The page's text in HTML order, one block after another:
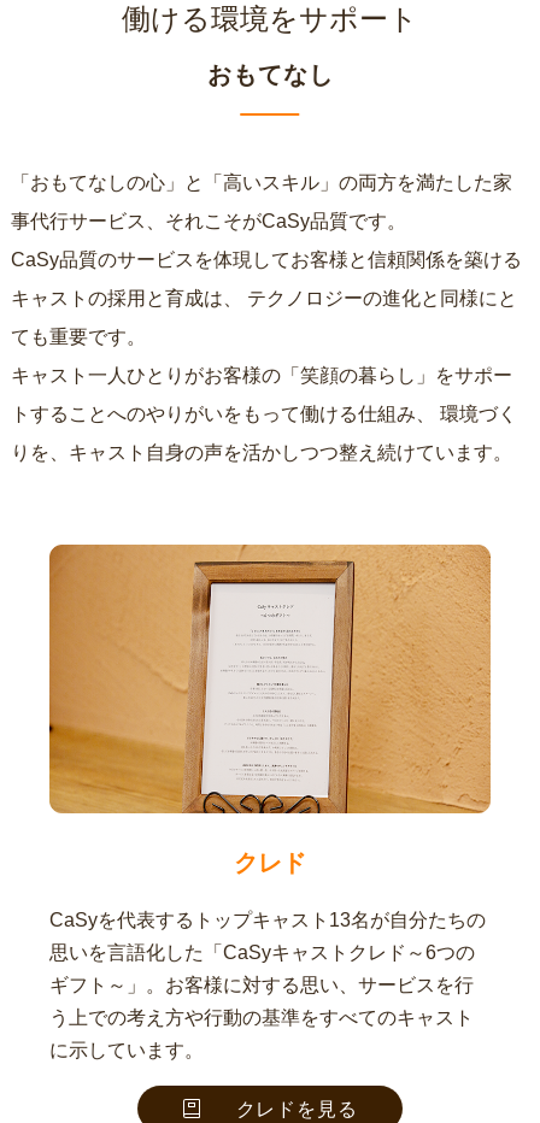
働ける環境をサポート
おもてなし
「おもてなしの心」と「高いスキル」の両方を満たした家
事代行サービス、それこそがCaSy品質です。
CaSy品質のサービスを体現してお客様と信頼関係を築ける
キャストの採用と育成は、
ても重要です。
キャスト一人ひとりがお客様の「笑顔の暮らし」をサポー
トすることへのやりがいをもって働ける仕組み、
りを、キャスト自身の声を活かしつつ整え続けています。
クレド
CaSyを代表するトップキャスト13名が自分たちの
思いを言語化した「CaSyキャストクレド～6つの
ギフト～」。お客様に対する思い、サービスを行
う上での考え方や行動の基準をすべてのキャスト
に示しています。
クレドを見る